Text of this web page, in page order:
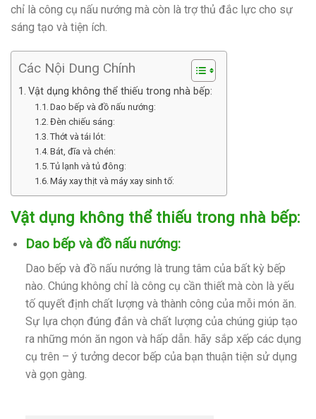
chỉ là công cụ nấu nướng mà còn là trợ thủ đắc lực cho sự
sáng tạo và tiện ích.
Các Nội Dung Chính
Vật dụng không thể thiếu trong nhà bếp:
Dao bếp và đồ nấu nướng:
Đèn chiếu sáng:
Thớt và tái lót:
Bát, đĩa và chén:
Tủ lạnh và tủ đông:
Máy xay thịt và máy xay sinh tố:
Vật dụng không thể thiếu trong nhà bếp:
Dao bếp và đồ nấu nướng:
Dao bếp và đồ nấu nướng là trung tâm của bất kỳ bếp
nào. Chúng không chỉ là công cụ cần thiết mà còn là yếu
tố quyết định chất lượng và thành công của mỗi món ăn.
Sự lựa chọn đúng đắn và chất lượng của chúng giúp tạo
ra những món ăn ngon và hấp dẫn. hãy sắp xếp các dụng
cụ trên – ý tưởng decor bếp của bạn thuận tiện sử dụng
và gọn gàng.